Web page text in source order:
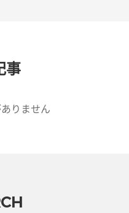
事
りません